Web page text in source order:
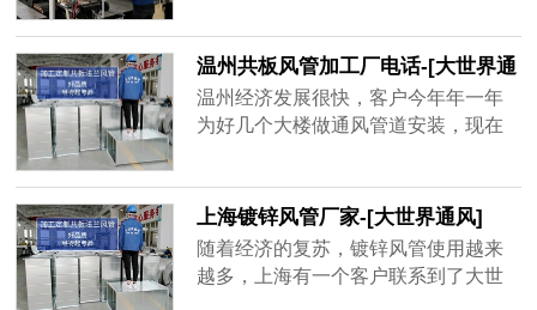
大的作用。
温州共板风管加工厂电话-[大世界通
风]
温州经济发展很快，客户今年年一年
为好几个大楼做通风管道安装，现在
大一点的地方用角钢法兰风管，共板
风管为了不影响到后期使用效果，需
要增强共板风管密封性、抗压强度，
质量好的共板风管不容易坏，不会漏
上海镀锌风管厂家-[大世界通风]
随着经济的复苏，镀锌风管使用越来
越多，上海有一个客户联系到了大世